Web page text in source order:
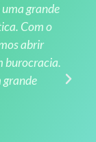
grande
Com o
abrir
burocracia.
grande